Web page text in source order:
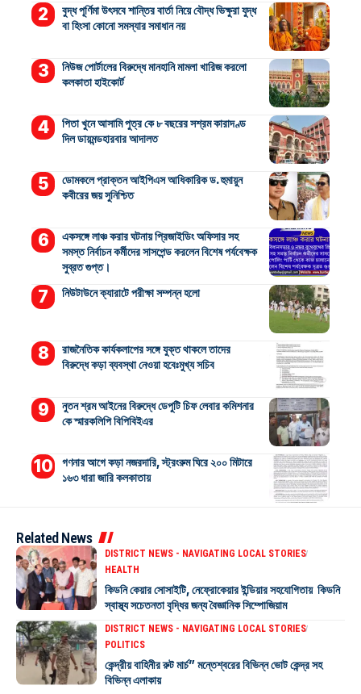
বুদ্ধ পূর্ণিমা উৎসবে শান্তির বার্তা নিয়ে বৌদ্ধ ভিক্ষুরা যুদ্ধ
বা হিংসা কোনো সমস্যার সমাধান নয়
নিউজ পোর্টালের বিরুদ্ধে মানহানি মামলা খারিজ করলো
কলকাতা হাইকোর্ট
পিতা খুনে আসামি পুত্র কে ৮ বছরের সশ্রম কারাদণ্ড
দিল ডায়মন্ডহারবার আদালত
ডোমকলে প্রাক্তন আইপিএস আধিকারিক ড. হুমায়ুন
কবীরের জয় সুনিশ্চিত
একসঙ্গে লাঞ্চ করার ঘটনায় প্রিজাইডিং অফিসার সহ
সমস্ত নির্বাচন কর্মীদের সাসপেন্ড করলেন বিশেষ পর্যবেক্ষক
সুব্রত গুপ্ত।
নিউটাউনে ক্যারাটে পরীক্ষা সম্পন্ন হলো
রাজনৈতিক কার্যকলাপের সঙ্গে যুক্ত থাকলে তাদের
বিরুদ্ধে কড়া ব্যবস্থা নেওয়া হবেঃমুখ্য সচিব
নুতন শ্রম আইনের বিরুদ্ধে ডেপুটি চিফ লেবার কমিশনার
কে স্মারকলিপি বিপিবিইএর
গণনার আগে কড়া নজরদারি, স্ট্রংরুম ঘিরে ২০০ মিটারে
১৬৩ ধারা জারি কলকাতায়
Related News
DISTRICT NEWS - NAVIGATING LOCAL STORIES
HEALTH
কিডনি কেয়ার সোসাইটি, নেফ্রোকেয়ার ইন্ডিয়ার সহযোগিতায় কিডনি
স্বাস্থ্য সচেতনতা বৃদ্ধির জন্য বৈজ্ঞানিক সিম্পোজিয়াম
DISTRICT NEWS - NAVIGATING LOCAL STORIES
POLITICS
কেন্দ্রীয় বাহিনীর রুট মার্চ” মন্তেশ্বরের বিভিন্ন ভোট কেন্দ্র সহ
বিভিন্ন এলাকায়